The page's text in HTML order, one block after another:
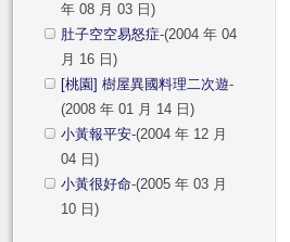
年 08 月 03 日)
肚子空空易怒症-(2004 年 04
月 16 日)
[桃園] 樹屋異國料理二次遊-
(2008 年 01 月 14 日)
小黃報平安-(2004 年 12 月
04 日)
小黃很好命-(2005 年 03 月
10 日)